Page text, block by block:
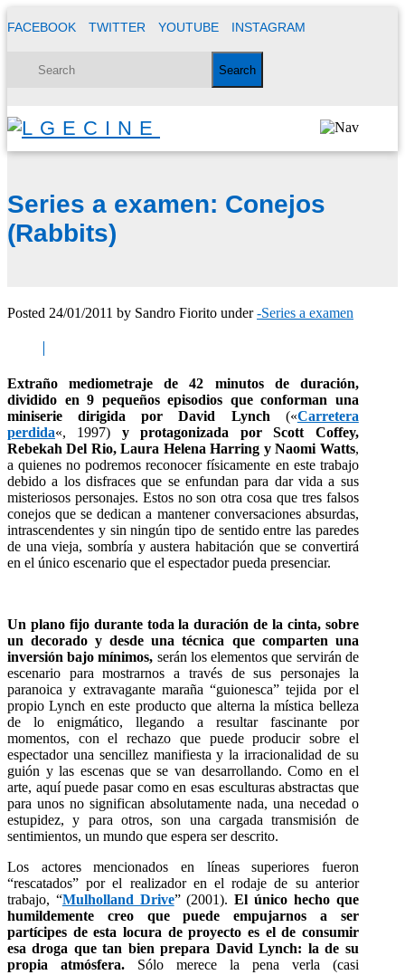
FACEBOOK TWITTER YOUTUBE INSTAGRAM
Series a examen: Conejos
(Rabbits)
Posted 24/01/2011 by Sandro Fiorito under-Series a examen
Extraño mediometraje de 42 minutos de duración,
dividido en 9 pequeños episodios que conforman una
miniserie dirigida por David Lynch («Carretera
perdida«, 1997) y protagonizada por Scott Coffey,
Rebekah Del Rio, Laura Helena Harring y Naomi Watts,
a quienes no podremos reconocer físicamente en este trabajo
debido a los disfraces que se enfundan para dar vida a sus
misteriosos personajes. Estos no son otra cosa que tres falsos
conejos que se dedican a mantener conversaciones absurdas,
intrascendentes y sin ningún tipo de sentido entre las paredes
de una vieja, sombría y austera habitación que se convertirá
en el único escenario que el espectador pueda presenciar.
Un plano fijo durante toda la duración de la cinta, sobre
un decorado y desde una técnica que comparten una
inversión bajo mínimos, serán los elementos que servirán de
escenario para mostrarnos a través de sus personajes la
paranoica y extravagante maraña “guionesca” tejida por el
propio Lynch en este producto que alterna la mística belleza
de lo enigmático, llegando a resultar fascinante por
momentos, con el rechazo que puede producir sobre el
espectador una sencillez manifiesta y la irracionalidad de su
guión y las escenas que se van desarrollando. Como en el
arte, aquí puede pasar como en esas esculturas abstractas que
para unos no significan absolutamente nada, una necedad o
estupidez, y para otros, son una cargada transmisión de
sentimientos, un mundo que espera ser descrito.
Los actores mencionados en líneas superiores fueron
“rescatados” por el realizador en el rodaje de su anterior
trabajo, “Mulholland Drive” (2001).El único hecho que
humildemente creo que puede empujarnos a ser
partícipes de esta locura de proyecto es el de consumir
esa droga que tan bien prepara David Lynch: la de su
propia atmósfera.Sólo merece la pena verla (casi